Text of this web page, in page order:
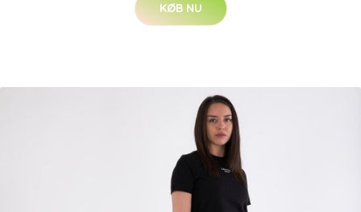
KØB NU